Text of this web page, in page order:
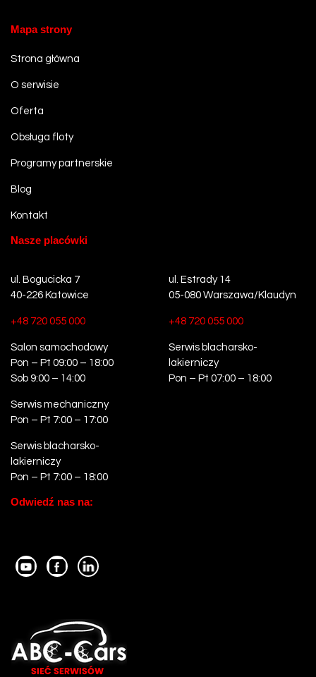
Mapa strony
Strona główna
O serwisie
Oferta
Obsługa floty
Programy partnerskie
Blog
Kontakt
Nasze placówki
ul. Bogucicka 7
40-226 Katowice
+48 720 055 000
Salon samochodowy
Pon – Pt 09:00 – 18:00
Sob 9:00 – 14:00
Serwis mechaniczny
Pon – Pt 7:00 – 17:00
Serwis blacharsko-
lakierniczy
Pon – Pt 7:00 – 18:00
ul. Estrady 14
05-080 Warszawa/Klaudyn
+48 720 055 000
Serwis blacharsko-
lakierniczy
Pon – Pt 07:00 – 18:00
Odwiedź nas na: